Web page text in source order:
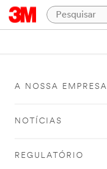
A NOSSA EMPRESA
NOTÍCIAS
REGULATÓRIO